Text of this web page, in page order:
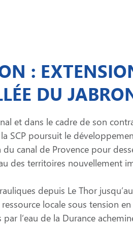
:
DU
et dans le cadre de son
SCP poursuit le
canal de Provence pour
des territoires nouvellement
depuis Le Thor
locale sous tension
l’eau de la Durance